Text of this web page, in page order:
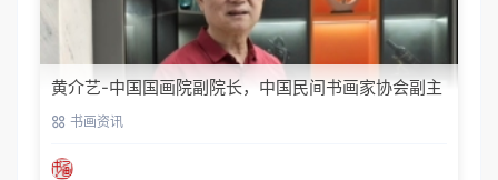
黄介艺-中国国画院副院长，中国民间书画家协会副主
席 书画资讯